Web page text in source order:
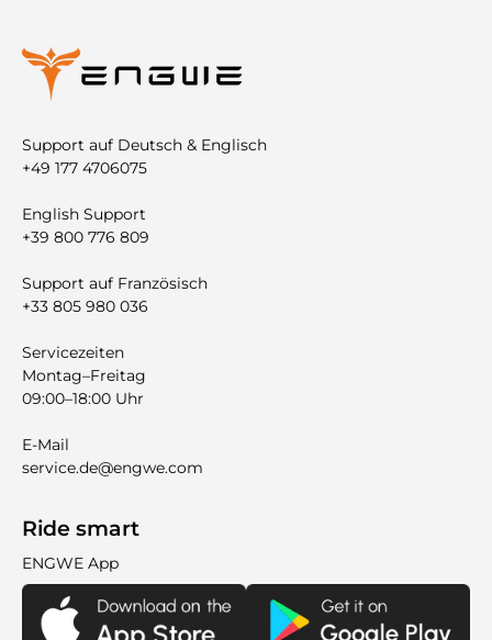
Support auf Deutsch & Englisch
+49 177 4706075
English Support
+39 800 776 809
Support auf Französisch
+33 805 980 036
Servicezeiten
Montag–Freitag
09:00–18:00 Uhr
E-Mail
service.de@engwe.com
Ride smart
ENGWE App